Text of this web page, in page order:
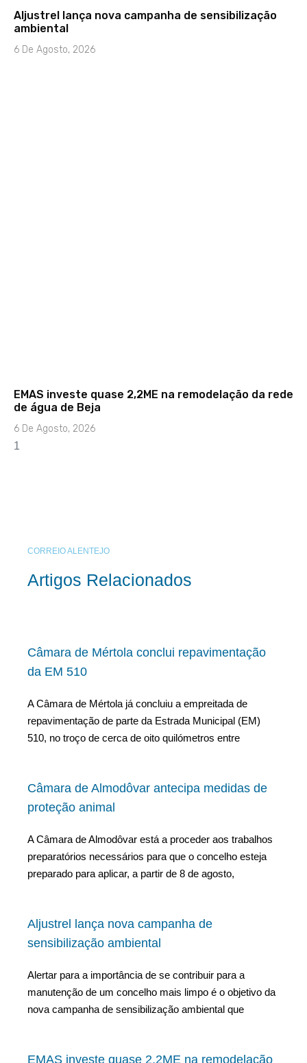
Aljustrel lança nova campanha de sensibilização
ambiental
6 De Agosto, 2026
EMAS investe quase 2,2ME na remodelação da rede
de água de Beja
6 De Agosto, 2026
CORREIO ALENTEJO
Artigos Relacionados
Câmara de Mértola conclui repavimentação
da EM 510
A Câmara de Mértola já concluiu a empreitada de
repavimentação de parte da Estrada Municipal (EM)
510, no troço de cerca de oito quilómetros entre
Câmara de Almodôvar antecipa medidas de
proteção animal
A Câmara de Almodôvar está a proceder aos trabalhos
preparatórios necessários para que o concelho esteja
preparado para aplicar, a partir de 8 de agosto,
Aljustrel lança nova campanha de
sensibilização ambiental
Alertar para a importância de se contribuir para a
manutenção de um concelho mais limpo é o objetivo da
nova campanha de sensibilização ambiental que
EMAS investe quase 2,2ME na remodelação